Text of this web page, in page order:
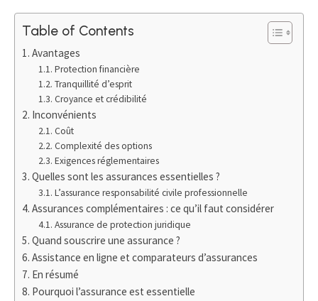
Table of Contents
Avantages
Protection financière
Tranquillité d’esprit
Croyance et crédibilité
Inconvénients
Coût
Complexité des options
Exigences réglementaires
Quelles sont les assurances essentielles ?
L’assurance responsabilité civile professionnelle
Assurances complémentaires : ce qu’il faut considérer
Assurance de protection juridique
Quand souscrire une assurance ?
Assistance en ligne et comparateurs d’assurances
En résumé
Pourquoi l’assurance est essentielle